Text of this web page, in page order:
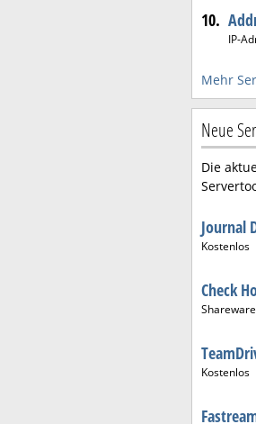
10.
IP-
Mehr
Neue
Die
Journal
Kostenlos
Check
Shareware
Kostenlos